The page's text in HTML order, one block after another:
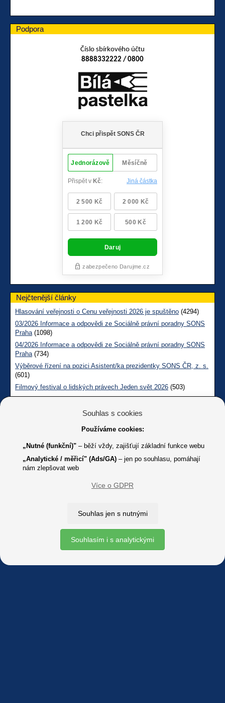
Podpora
Číslo sbírkového účtu
8888332222 / 0800
Nejčtenější články
Hlasování veřejnosti o Cenu veřejnosti 2026 je spuštěno (4294)
03/2026 Informace a odpovědi ze Sociálně právní poradny SONS
Praha(1098)
04/2026 Informace a odpovědi ze Sociálně právní poradny SONS
Praha(734)
Výběrové řízení na pozici Asistent/ka prezidentky SONS ČR, z. s.
(601)
Filmový festival o lidských právech Jeden svět 2026 (503)
Měsíčník SONS CL červen č. 123 2026(487)
05/2026 Informace a odpovědi na dotazy z pražské Sociálně
Technické informace
Počet návštěv:
2 066 997
Web technicky spravuje:
Web je hostován na serverech:
Souhlas s cookies
Používáme cookies:
„Nutné (funkční)" – běží vždy, zajišťují základní funkce webu
„Analytické / měřicí" (Ads/GA) – jen po souhlasu, pomáhají
nám zlepšovat web
Více o GDPR
Souhlas jen s nutnými
Souhlasím i s analytickými